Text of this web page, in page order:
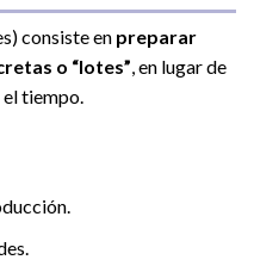
consiste en preparar
o “lotes”, en lugar de
tiempo.